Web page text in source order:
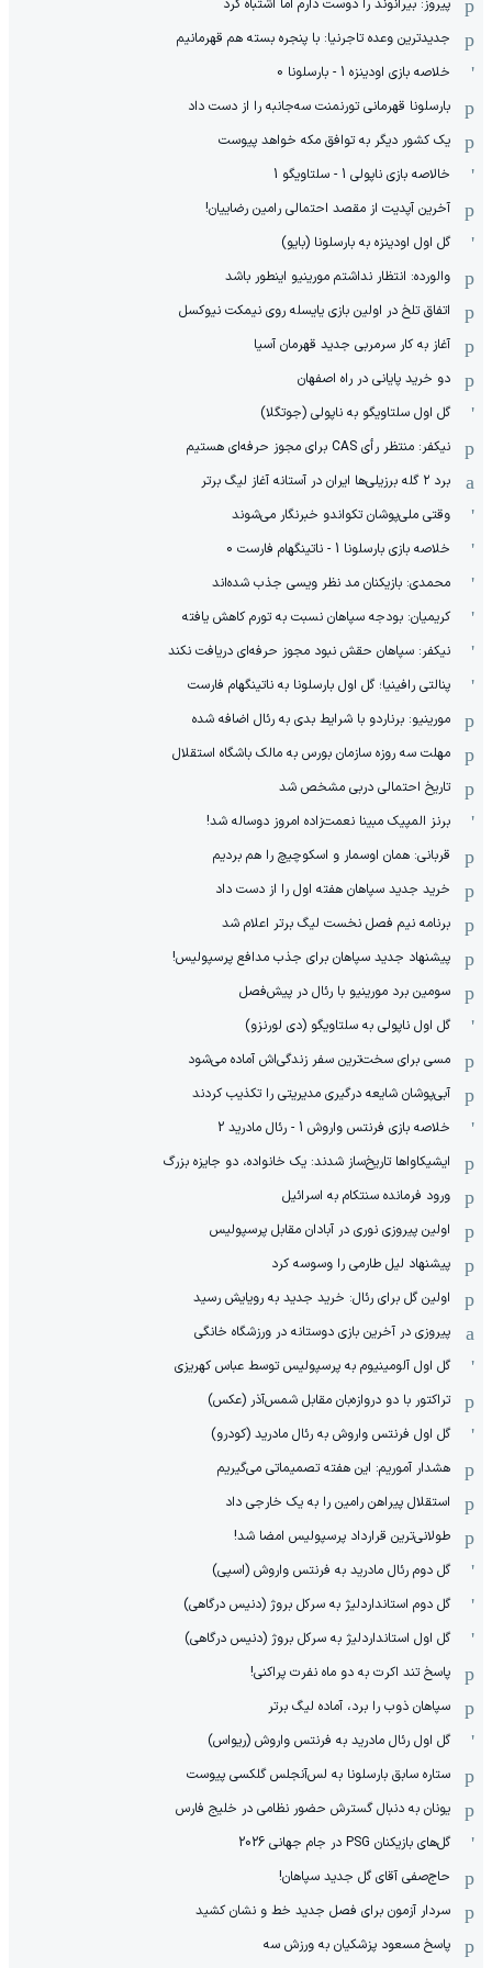
پیروز: بیرانوند را دوست دارم اما اشتباه کرد
جدیدترین وعده تاجرنیا: با پنجره بسته هم قهرمانیم
خلاصه بازی اودینزه 1 - بارسلونا 0
بارسلونا قهرمانی تورنمنت سه‌جانبه را از دست داد
یک کشور دیگر به توافق مکه خواهد پیوست
خالاصه بازی ناپولی 1 - سلتاویگو 1
آخرین آپدیت از مقصد احتمالی رامین رضاییان!
گل اول اودینزه به بارسلونا (بایو)
والورده: انتظار نداشتم مورینیو اینطور باشد
اتفاق تلخ در اولین بازی یایسله روی نیمکت نیوکسل
آغاز به کار سرمربی جدید قهرمان آسیا
دو خرید پایانی در راه اصفهان
گل اول سلتاویگو به ناپولی (جوتگلا)
نیکفر: منتظر رأی CAS برای مجوز حرفه‌ای هستیم
برد ۲ گله برزیلی‌ها ایران در آستانه آغاز لیگ برتر
وقتی ملی‌پوشان تکواندو خبرنگار می‌شوند
خلاصه بازی بارسلونا 1 - ناتینگهام فارست 0
محمدی: بازیکنان مد نظر ویسی جذب شده‌اند
کریمیان: بودجه سپاهان نسبت به تورم کاهش یافته
نیکفر: سپاهان حقش نبود مجوز حرفه‌ای دریافت نکند
پنالتی رافینیا؛ گل اول بارسلونا به ناتینگهام فارست
مورینیو: برناردو با شرایط بدی به رئال اضافه شده
مهلت سه روزه سازمان بورس به مالک باشگاه استقلال
تاریخ احتمالی دربی مشخص شد
برنز المپیک مبینا نعمت‌زاده امروز دوساله شد!
قربانی: همان اوسمار و اسکوچیچ را هم بردیم
خرید جدید سپاهان هفته اول را از دست داد
برنامه نیم فصل نخست لیگ برتر اعلام شد
پیشنهاد جدید سپاهان برای جذب مدافع پرسپولیس!
سومین برد مورینیو با رئال در پیش‌فصل
گل اول ناپولی به سلتاویگو (دی لورنزو)
مسی برای سخت‌ترین سفر زندگی‌اش آماده می‌شود
آبی‌پوشان شایعه درگیری مدیریتی را تکذیب کردند
خلاصه بازی فرنتس واروش 1 - رئال مادرید 2
ایشیکاوا‌ها تاریخ‌ساز شدند: یک خانواده، دو جایزه بزرگ
ورود فرمانده سنتکام به اسرائیل
اولین پیروزی نوری در آبادان مقابل پرسپولیس
پیشنهاد لیل طارمی را وسوسه کرد
اولین گل برای رئال: خرید جدید به رویایش رسید
پیروزی در آخرین بازی دوستانه در ورزشگاه خانگی
گل اول آلومینیوم به پرسپولیس توسط عباس کهریزی
تراکتور با دو دروازه‌بان مقابل شمس‌آذر (عکس)
گل اول فرنتس واروش به رئال مادرید (کودرو)
هشدار آموریم: این هفته تصمیماتی می‌گیریم
استقلال پیراهن رامین را به یک خارجی داد
طولانی‌ترین قرارداد پرسپولیس امضا شد!
گل دوم رئال مادرید به فرنتس واروش (اسپی)
گل دوم استانداردلیژ به سرکل بروژ (دنیس درگاهی)
گل اول استانداردلیژ به سرکل بروژ (دنیس درگاهی)
پاسخ تند اکرت به دو ماه نفرت پراکنی!
سپاهان ذوب را برد، آماده لیگ برتر
گل اول رئال مادرید به فرنتس واروش (ریواس)
ستاره سابق بارسلونا به لس‌آنجلس گلکسی پیوست
یونان به دنبال گسترش حضور نظامی در خلیج فارس
گل‌های بازیکنان PSG در جام جهانی 2026
حاج‌صفی آقای گل جدید سپاهان!
سردار آزمون برای فصل جدید خط و نشان کشید
پاسخ مسعود پزشکیان به ورزش سه